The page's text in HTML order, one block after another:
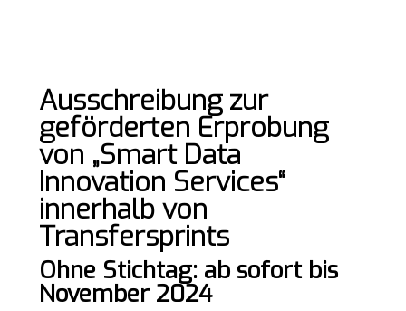
Ausschreibung zur
geförderten Erprobung
von „Smart Data
Innovation Services“
innerhalb von
Transfersprints
Ohne Stichtag: ab sofort bis
November 2024